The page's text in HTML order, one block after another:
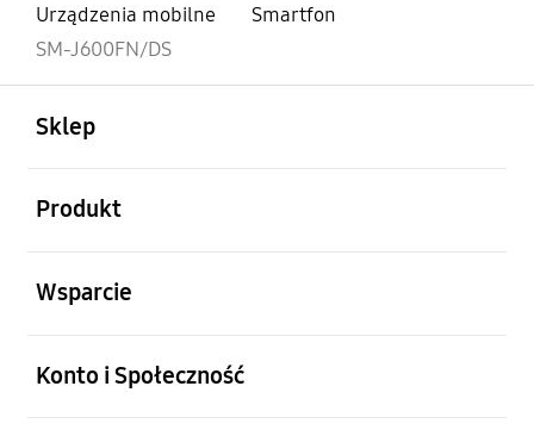
Urządzenia mobilne
Smartfon
SM-J600FN/DS
Sklep
Produkt
Wsparcie
Konto i Społeczność